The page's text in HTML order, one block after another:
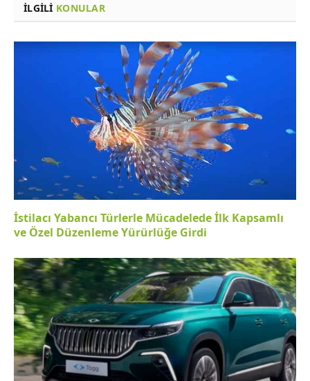
İLGILI KONULAR
İstilacı Yabancı Türlerle Mücadelede İlk Kapsamlı
ve Özel Düzenleme Yürürlüğe Girdi